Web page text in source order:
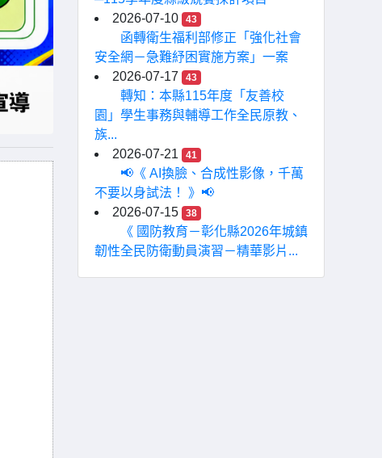
2026-07-10
43
函轉衛生福利部修正「強化社會
安全網－急難紓困實施方案」一案
2026-07-17
43
轉知：本縣115年度「友善校
園」學生事務與輔導工作全民原教、
族...
2026-07-21
41
📢《 AI換臉、合成性影像，千萬
不要以身試法！ 》📢
2026-07-15
38
《 國防教育－彰化縣2026年城鎮
韌性全民防衛動員演習－精華影片...